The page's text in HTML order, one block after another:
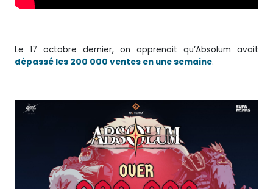
Le 17 octobre dernier, on apprenait qu’Absolum avait
dépassé les 200 000 ventes en une semaine.